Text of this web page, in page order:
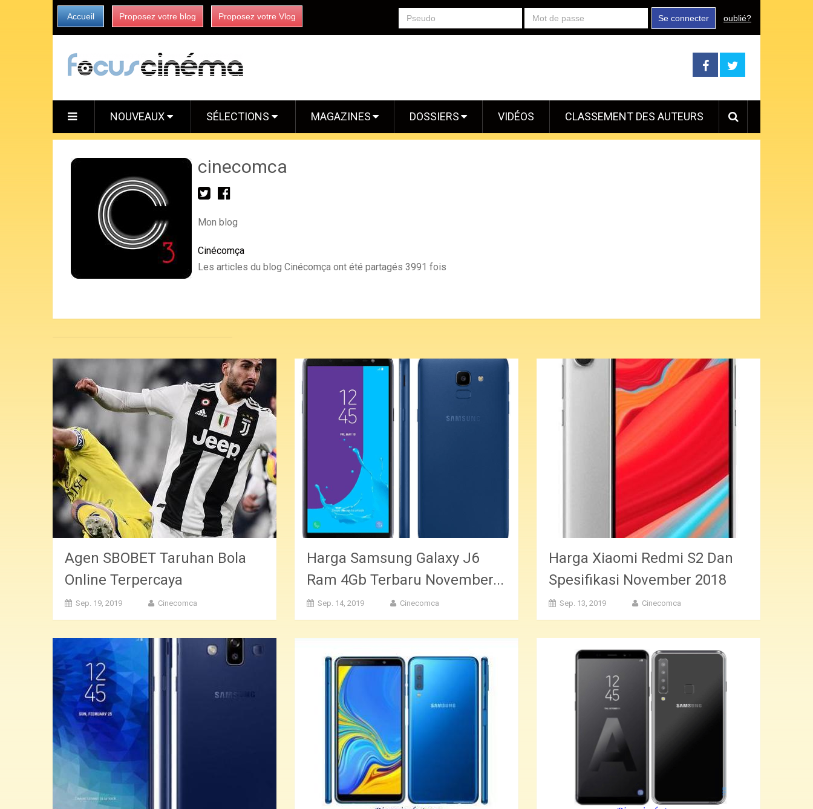
Accueil Proposez votre blog Proposez votre Vlog Se connecter oublié?
NOUVEAUX SÉLECTIONS MAGAZINES DOSSIERS VIDÉOS CLASSEMENT DES AUTEURS
cinecomca
Mon blog
Cinécomça
Les articles du blog Cinécomça ont été partagés 3991 fois
Agen SBOBET Taruhan Bola
Online Terpercaya
Sep. 19, 2019 Cinecomca
Harga Samsung Galaxy J6
Ram 4Gb Terbaru November...
Sep. 14, 2019 Cinecomca
Harga Xiaomi Redmi S2 Dan
Spesifikasi November 2018
Sep. 13, 2019 Cinecomca